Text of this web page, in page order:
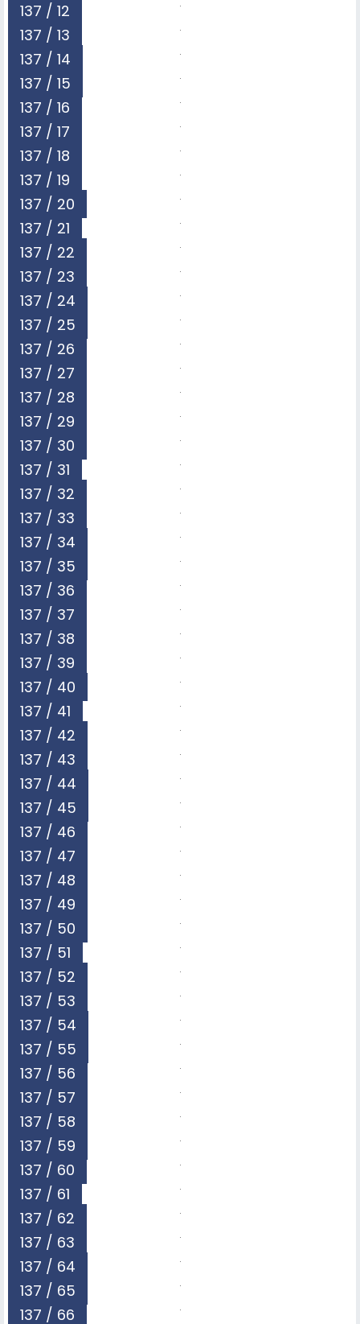
137 / 12
137 / 13
137 / 14
137 / 15
137 / 16
137 / 17
137 / 18
137 / 19
137 / 20
137 / 21
137 / 22
137 / 23
137 / 24
137 / 25
137 / 26
137 / 27
137 / 28
137 / 29
137 / 30
137 / 31
137 / 32
137 / 33
137 / 34
137 / 35
137 / 36
137 / 37
137 / 38
137 / 39
137 / 40
137 / 41
137 / 42
137 / 43
137 / 44
137 / 45
137 / 46
137 / 47
137 / 48
137 / 49
137 / 50
137 / 51
137 / 52
137 / 53
137 / 54
137 / 55
137 / 56
137 / 57
137 / 58
137 / 59
137 / 60
137 / 61
137 / 62
137 / 63
137 / 64
137 / 65
137 / 66